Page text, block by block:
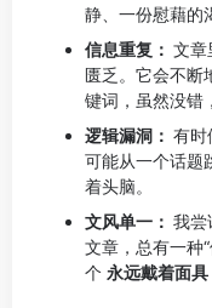
静、一份慰藉的
信息重复： 文章
匮乏。它会不断
键词，虽然没错
逻辑漏洞： 有时
可能从一个话题
着头脑。
文风单一： 我尝
文章，总有一种
个 永远戴着面具